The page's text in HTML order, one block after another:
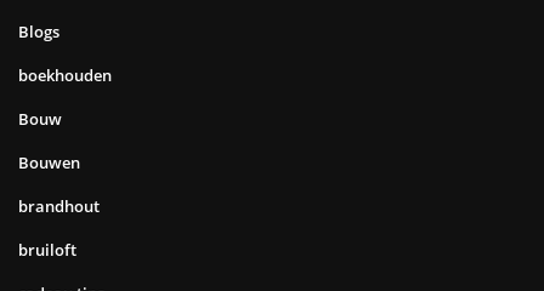
Blogs
boekhouden
Bouw
Bouwen
brandhout
bruiloft